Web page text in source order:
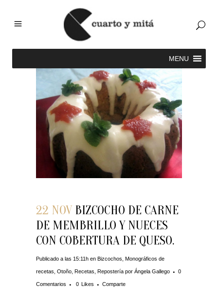
22 NOVBIZCOCHO DE CARNE
DE MEMBRILLO Y NUECES
CON COBERTURA DE QUESO.
Publicado a las 15:11h en Bizcochos Monográficos de
recetas Otoño Recetas Repostería por Ángela Gallego 0
Comentarios 0 Likes Comparte